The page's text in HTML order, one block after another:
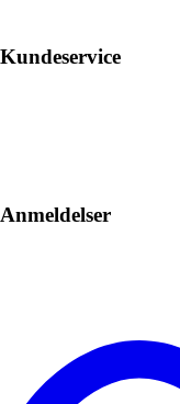
Kundeservice
Anmeldelser